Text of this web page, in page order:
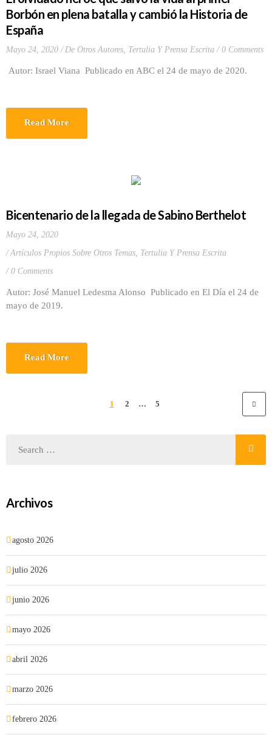
Borbón en plena batalla y cambió la Historia de
España
Mayo 24, 2020 De Otros Autores, Tertulia Y Prensa Escrita 0 Comments
Autor: Israel Viana Publicado en ABC el 24 de mayo de 2020.
Read More
Bicentenario de la llegada de Sabino Berthelot
Mayo 24, 2020
Artículos Propios Sobre Otros Temas, Tertulia Y Prensa Escrita
0 Comments
Autor: José Manuel Ledesma Alonso Publicado en El Día el 24 de
mayo de 2019.
Read More
1 2 … 5
Archivos
agosto 2026
julio 2026
junio 2026
mayo 2026
abril 2026
marzo 2026
febrero 2026